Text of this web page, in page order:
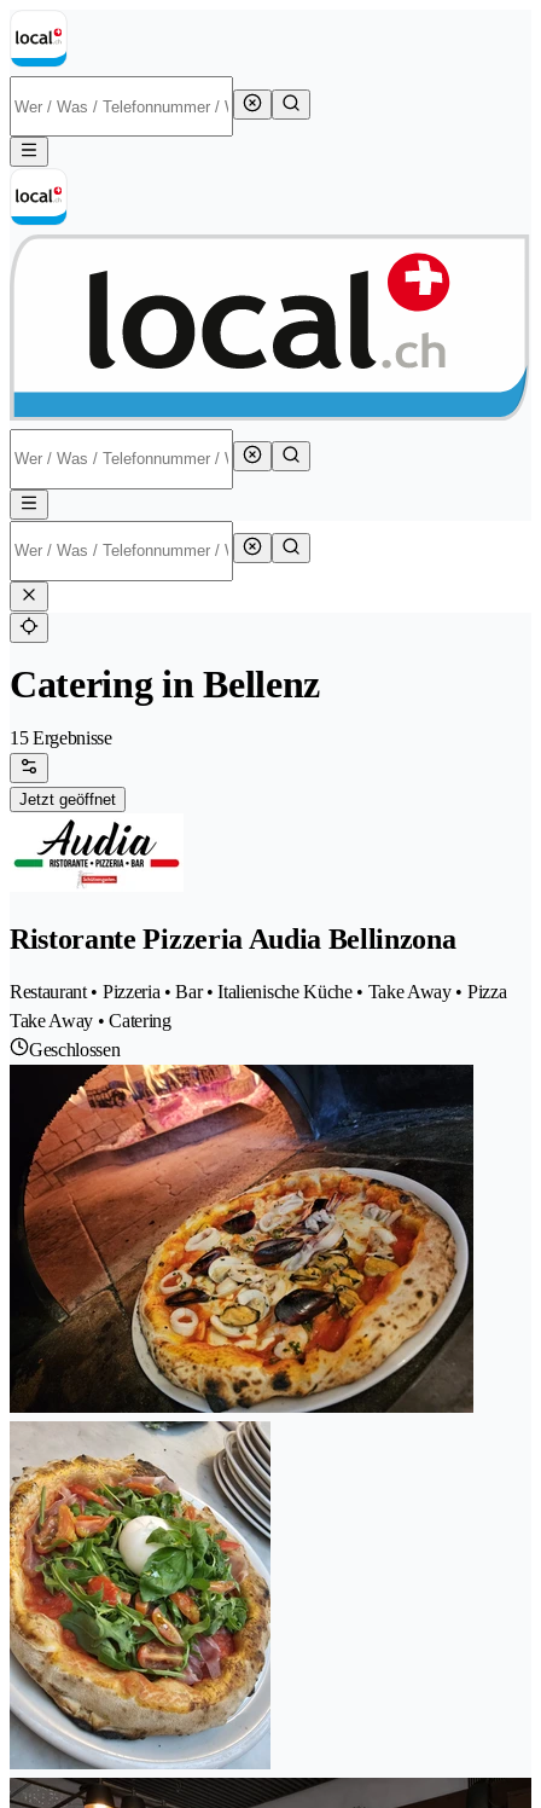
Catering in Bellenz
15 Ergebnisse
Jetzt geöffnet
Ristorante Pizzeria Audia Bellinzona
Restaurant • Pizzeria • Bar • Italienische Küche • Take Away • Pizza
Take Away • Catering
Geschlossen